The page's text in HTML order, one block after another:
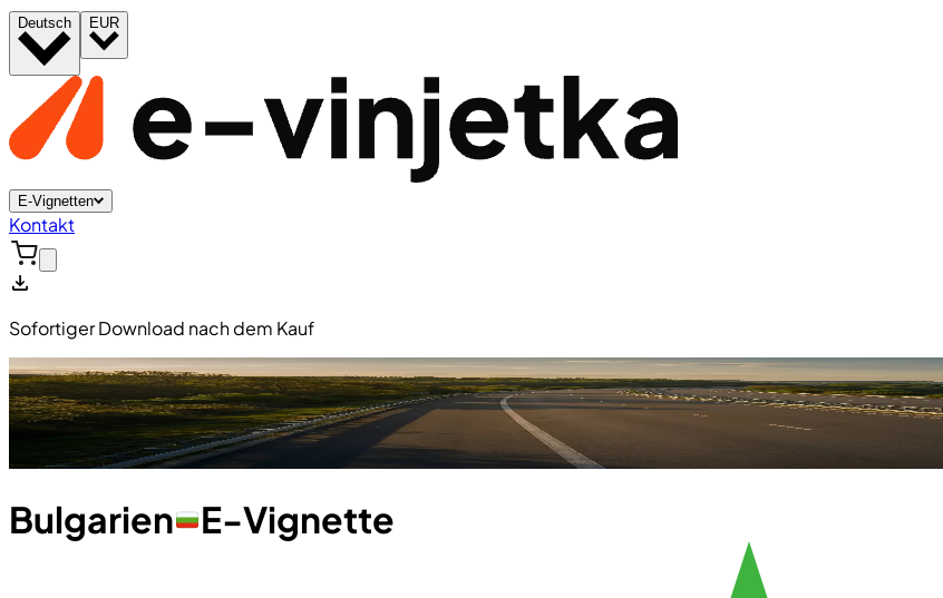
Deutsch EUR
E-Vignetten
Kontakt
Sofortiger Download nach dem Kauf
Bulgarien E-Vignette